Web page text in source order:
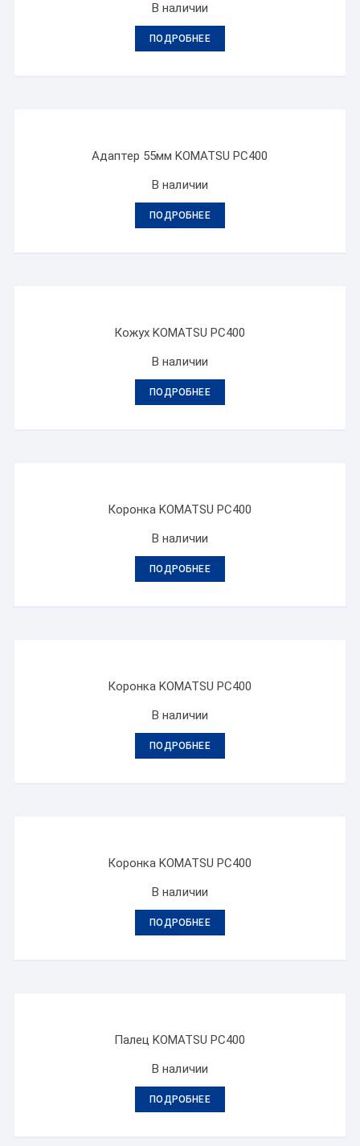
В наличии
ПОДРОБНЕЕ
Адаптер 55мм KOMATSU PC400
В наличии
ПОДРОБНЕЕ
Кожух KOMATSU PC400
В наличии
ПОДРОБНЕЕ
Коронка KOMATSU PC400
В наличии
ПОДРОБНЕЕ
Коронка KOMATSU PC400
В наличии
ПОДРОБНЕЕ
Коронка KOMATSU PC400
В наличии
ПОДРОБНЕЕ
Палец KOMATSU PC400
В наличии
ПОДРОБНЕЕ